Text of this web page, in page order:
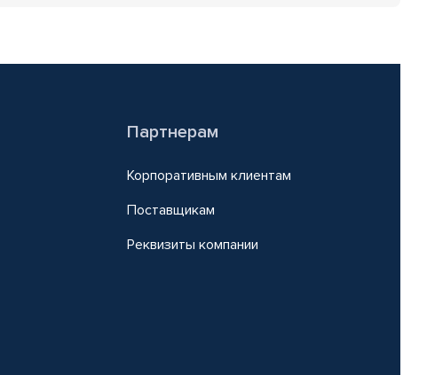
Партнерам
Корпоративным клиентам
Поставщикам
Реквизиты компании